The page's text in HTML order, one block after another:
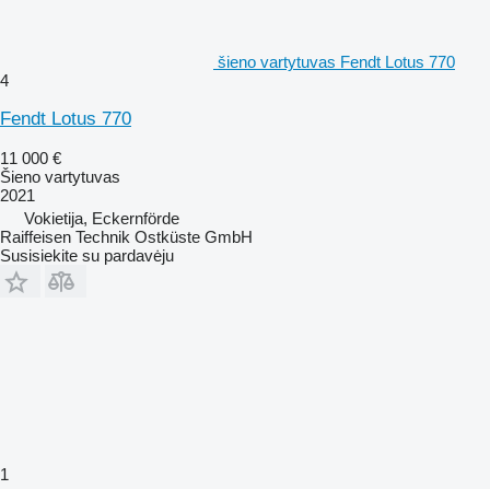
šieno vartytuvas Fendt Lotus 770
4
Fendt Lotus 770
11 000 €
Šieno vartytuvas
2021
Vokietija, Eckernförde
Raiffeisen Technik Ostküste GmbH
Susisiekite su pardavėju
1